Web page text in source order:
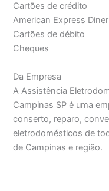
Cartões de crédito
American Express
Cartões de débito
Cheques
Da Empresa
A Assistência
Campinas SP é uma
conserto, reparo,
eletrodomésticos de
de Campinas e região.